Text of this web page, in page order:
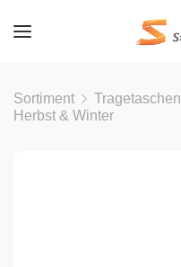
Sortiment Tragetaschen
Herbst & Winter